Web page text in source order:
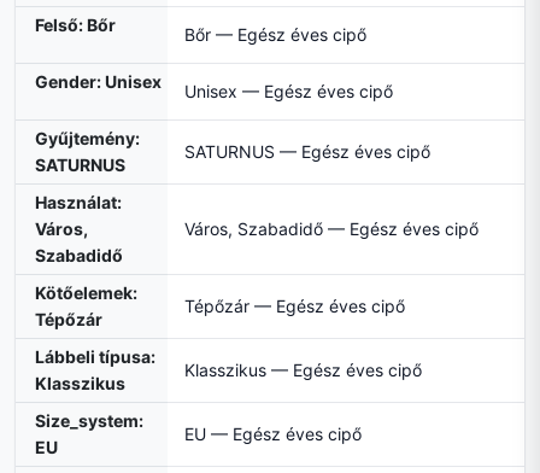
Felső: Bőr Bőr — Egész éves cipő
Gender: Unisex Unisex — Egész éves cipő
Gyűjtemény:
SATURNUS
SATURNUS — Egész éves cipő
Használat:
Város,
Szabadidő
Város, Szabadidő — Egész éves cipő
Kötőelemek:
Tépőzár
Tépőzár — Egész éves cipő
Lábbeli típusa:
Klasszikus
Klasszikus — Egész éves cipő
Size_system:
EU
EU — Egész éves cipő